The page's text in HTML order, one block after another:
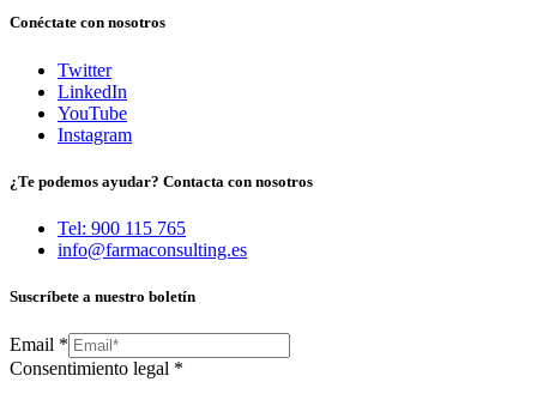
Conéctate con nosotros
Twitter
LinkedIn
YouTube
Instagram
¿Te podemos ayudar? Contacta con nosotros
Tel: 900 115 765
info@farmaconsulting.es
Suscríbete a nuestro boletín
Email *
Consentimiento legal *